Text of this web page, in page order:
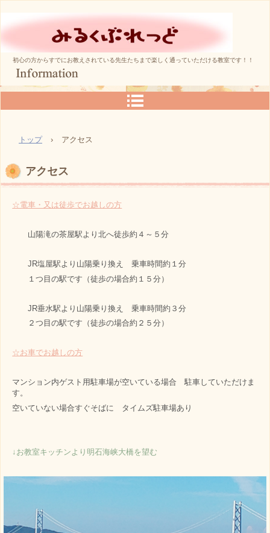
初心の方からすでにお教えされている先生たちまで楽しく通っていただける教室です！！
トップ › アクセス
アクセス
☆電車・又は徒歩でお越しの方
山陽滝の茶屋駅より北へ徒歩約４～５分
JR塩屋駅より山陽乗り換え 乗車時間約１分
１つ目の駅です（徒歩の場合約１５分）
JR垂水駅より山陽乗り換え 乗車時間約３分
２つ目の駅です（徒歩の場合約２５分）
☆お車でお越しの方
マンション内ゲスト用駐車場が空いている場合 駐車していただけま
す。
空いていない場合すぐそばに タイムズ駐車場あり
↓お教室キッチンより明石海峡大橋を望む